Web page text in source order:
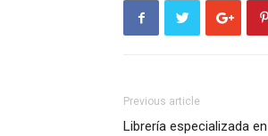
Previous article
Librería especializada